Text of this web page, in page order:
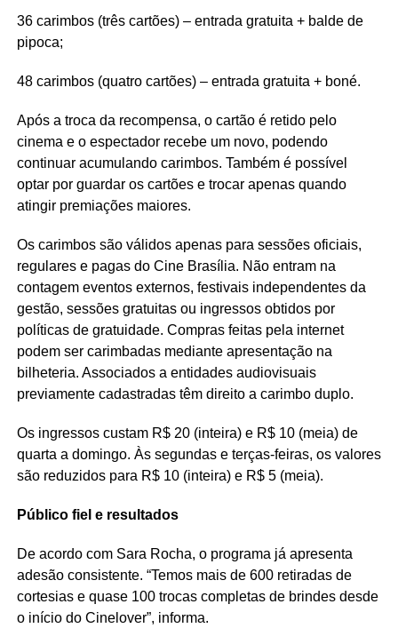
36 carimbos (três cartões) – entrada gratuita + balde de
pipoca;
48 carimbos (quatro cartões) – entrada gratuita + boné.
Após a troca da recompensa, o cartão é retido pelo
cinema e o espectador recebe um novo, podendo
continuar acumulando carimbos. Também é possível
optar por guardar os cartões e trocar apenas quando
atingir premiações maiores.
Os carimbos são válidos apenas para sessões oficiais,
regulares e pagas do Cine Brasília. Não entram na
contagem eventos externos, festivais independentes da
gestão, sessões gratuitas ou ingressos obtidos por
políticas de gratuidade. Compras feitas pela internet
podem ser carimbadas mediante apresentação na
bilheteria. Associados a entidades audiovisuais
previamente cadastradas têm direito a carimbo duplo.
Os ingressos custam R$ 20 (inteira) e R$ 10 (meia) de
quarta a domingo. Às segundas e terças-feiras, os valores
são reduzidos para R$ 10 (inteira) e R$ 5 (meia).
Público fiel e resultados
De acordo com Sara Rocha, o programa já apresenta
adesão consistente. “Temos mais de 600 retiradas de
cortesias e quase 100 trocas completas de brindes desde
o início do Cinelover”, informa.